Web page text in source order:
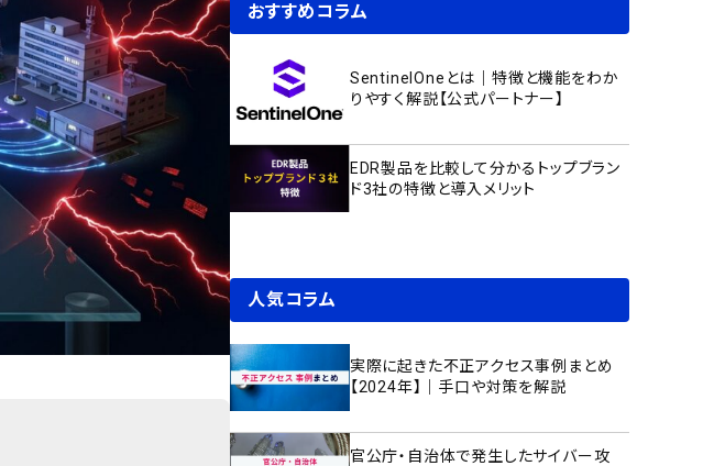
おすすめコラム
SentinelOneとは｜特徴と機能をわか
りやすく解説【公式パートナー】
EDR製品を比較して分かるトップブラン
ド3社の特徴と導入メリット
人気コラム
実際に起きた不正アクセス事例まとめ
【2024年】｜手口や対策を解説
官公庁・自治体で発生したサイバー攻